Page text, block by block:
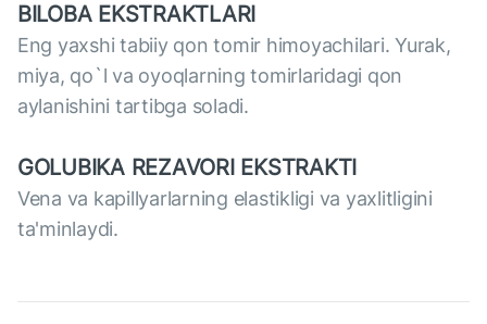
BILOBA EKSTRAKTLARI
Eng yaxshi tabiiy qon tomir himoyachilari. Yurak,
miya, qo`l va oyoqlarning tomirlaridagi qon
aylanishini tartibga soladi.
GOLUBIKA REZAVORI EKSTRAKTI
Vena va kapillyarlarning elastikligi va yaxlitligini
ta'minlaydi.